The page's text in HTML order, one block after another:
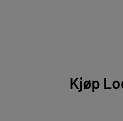
Kjøp